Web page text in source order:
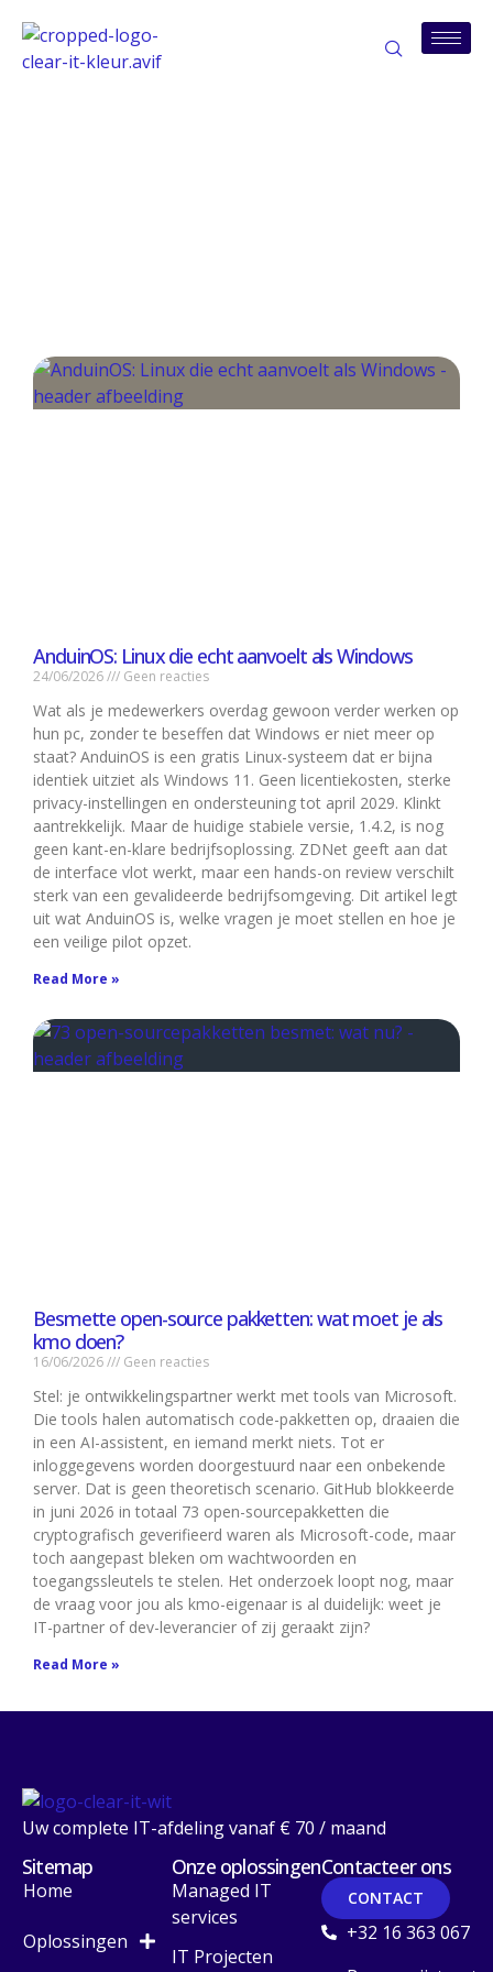
AnduinOS: Linux die echt aanvoelt als Windows
24/06/2026 Geen reacties
Wat als je medewerkers overdag gewoon verder werken op
hun pc, zonder te beseffen dat Windows er niet meer op
staat? AnduinOS is een gratis Linux-systeem dat er bijna
identiek uitziet als Windows 11. Geen licentiekosten, sterke
privacy-instellingen en ondersteuning tot april 2029. Klinkt
aantrekkelijk. Maar de huidige stabiele versie, 1.4.2, is nog
geen kant-en-klare bedrijfsoplossing. ZDNet geeft aan dat
de interface vlot werkt, maar een hands-on review verschilt
sterk van een gevalideerde bedrijfsomgeving. Dit artikel legt
uit wat AnduinOS is, welke vragen je moet stellen en hoe je
een veilige pilot opzet.
Read More »
Besmette open-source pakketten: wat moet je als
kmo doen?
16/06/2026 Geen reacties
Stel: je ontwikkelingspartner werkt met tools van Microsoft.
Die tools halen automatisch code-pakketten op, draaien die
in een AI-assistent, en iemand merkt niets. Tot er
inloggegevens worden doorgestuurd naar een onbekende
server. Dat is geen theoretisch scenario. GitHub blokkeerde
in juni 2026 in totaal 73 open-sourcepakketten die
cryptografisch geverifieerd waren als Microsoft-code, maar
toch aangepast bleken om wachtwoorden en
toegangssleutels te stelen. Het onderzoek loopt nog, maar
de vraag voor jou als kmo-eigenaar is al duidelijk: weet je
IT-partner of dev-leverancier of zij geraakt zijn?
Read More »
Uw complete IT-afdeling vanaf € 70 / maand
Sitemap
Home
Oplossingen
Onze oplossingen
Managed IT
services
IT Projecten
Contacteer ons
CONTACT
+32 16 363 067